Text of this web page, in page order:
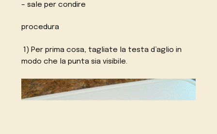
– sale per condire
procedura
1) Per prima cosa, tagliate la testa d’aglio in
modo che la punta sia visibile.